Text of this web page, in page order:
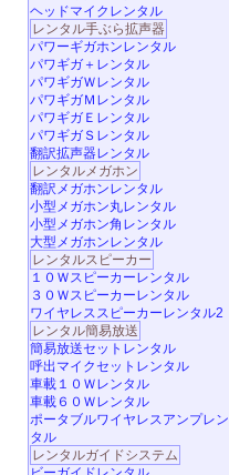
ヘッドマイクレンタル
レンタル手ぶら拡声器
パワーギガホンレンタル
パワギガ＋レンタル
パワギガＷレンタル
パワギガＭレンタル
パワギガＥレンタル
パワギガＳレンタル
翻訳拡声器レンタル
レンタルメガホン
翻訳メガホンレンタル
小型メガホン丸レンタル
小型メガホン角レンタル
大型メガホンレンタル
レンタルスピーカー
１０Ｗスピーカーレンタル
３０Ｗスピーカーレンタル
ワイヤレススピーカーレンタル2
レンタル簡易放送
簡易放送セットレンタル
呼出マイクセットレンタル
車載１０Ｗレンタル
車載６０Ｗレンタル
ポータブルワイヤレスアンプレン
タル
レンタルガイドシステム